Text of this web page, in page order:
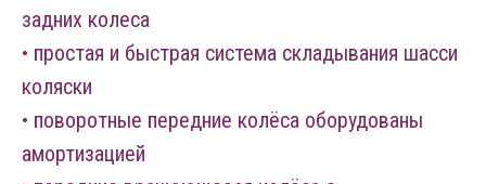
задних колеса
• простая и быстрая система складывания шасси
коляски
• поворотные передние колёса оборудованы
амортизацией